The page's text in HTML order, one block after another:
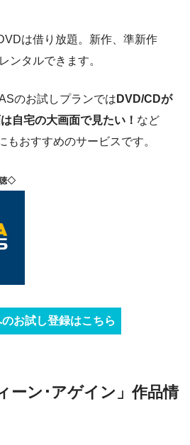
は借り放題。新作、準新作
ンタルできます。
のお試しプランでは DVD/CDが
自宅の大画面で見たい！ など
もおすすめのサービスです。
◇
お試し登録はこちら
ーン･アゲイン」作品情